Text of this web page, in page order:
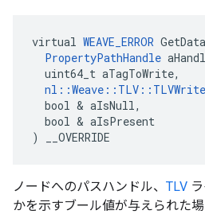
virtual WEAVE_ERROR
PropertyPathHandle
  uint64_t aTagToWrite,
  bool & aIsNull,
  bool & aIsPresent
) __OVERRIDE
ノードへのパスハンドル、 TLV
かを示すブール値が与えられた